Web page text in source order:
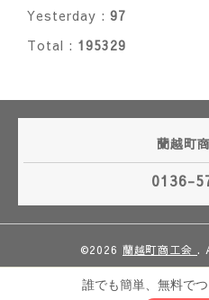
Yesterday : 97
Total : 195329
蘭越町
0136-
©2026 蘭越町商工会 .
誰でも簡単、無料で